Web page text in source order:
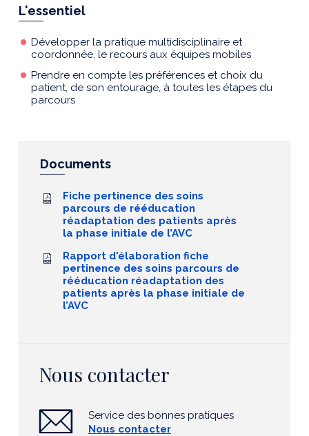
L'essentiel
Développer la pratique multidisciplinaire et
coordonnée, le recours aux équipes mobiles
Prendre en compte les préférences et choix du
patient, de son entourage, à toutes les étapes du
parcours
Documents
Fiche pertinence des soins
parcours de rééducation
réadaptation des patients après
la phase initiale de l’AVC
Rapport d'élaboration fiche
pertinence des soins parcours de
rééducation réadaptation des
patients après la phase initiale de
l’AVC
Nous contacter
Service des bonnes pratiques
Nous contacter